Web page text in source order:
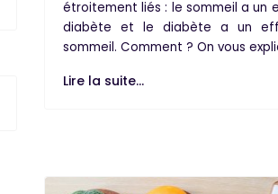
étroitement liés : le sommeil a un
diabète et le diabète a un
sommeil. Comment ? On vous
Lire la suite...